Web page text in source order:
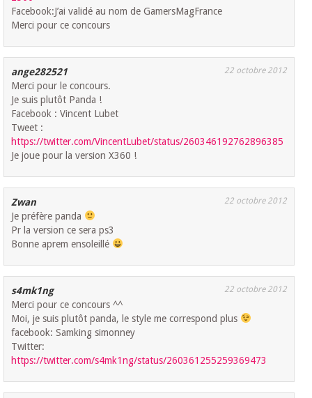
Facebook:J’ai validé au nom de GamersMagFrance
Merci pour ce concours
ange282521 22 octobre 2012
Merci pour le concours.
Je suis plutôt Panda !
Facebook : Vincent Lubet
Tweet :
https://twitter.com/VincentLubet/status/260346192762896385
Je joue pour la version X360 !
Zwan 22 octobre 2012
Je préfère panda
Pr la version ce sera ps3
Bonne aprem ensoleillé
s4mk1ng 22 octobre 2012
Merci pour ce concours ^^
Moi, je suis plutôt panda, le style me correspond plus
facebook: Samking simonney
Twitter:
https://twitter.com/s4mk1ng/status/260361255259369473